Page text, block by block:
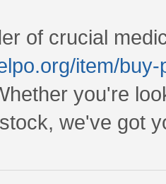
of crucial
item/
you're
we've got